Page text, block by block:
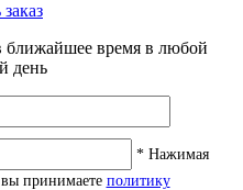
ближайшее время в любой
день
* Нажимая
принимаете политику